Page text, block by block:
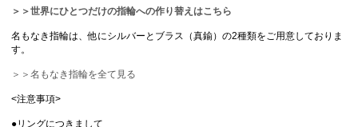
＞＞世界にひとつだけの指輪への作り替えはこちら
名もなき指輪は、他にシルバーとブラス（真鍮）の2種類をご用意しておりま
す。
＞＞名もなき指輪を全て見る
<注意事項>
●リングにつきまして